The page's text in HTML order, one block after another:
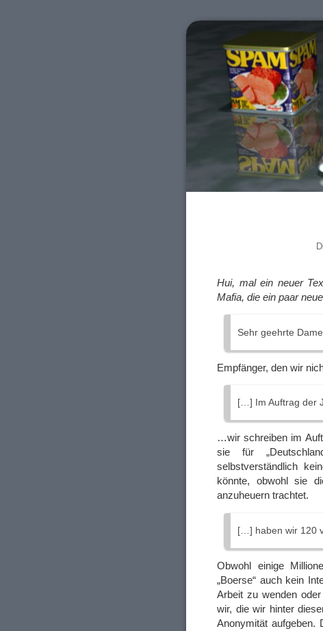
Hui, mal ein neuer
Mafia, die ein paar
Sehr geehrte
Empfänger, den wir
[…] Im Auftrag der
…wir schreiben im
sie für
selbstverständlich
könnte, obwohl sie
anzuheuern trachtet.
[…] haben wir 120
Obwohl einige
„Boerse“ auch kein
Arbeit zu wenden
wir, die wir hinter
Anonymität